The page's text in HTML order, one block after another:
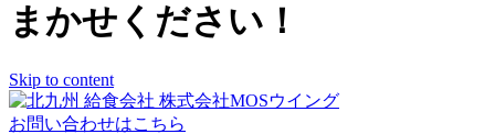
まかせください！
Skip to content
お問い合わせはこちら